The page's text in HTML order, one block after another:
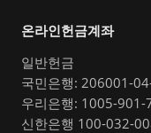
온라인헌금계좌
일반헌금
국민은행: 206001-
우리은행: 1005-901-
신한은행 100-032-